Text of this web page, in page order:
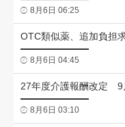
8月6日 06:25
OTC類似薬、追加負担
8月6日 04:45
27年度介護報酬改定 9
8月6日 03:10